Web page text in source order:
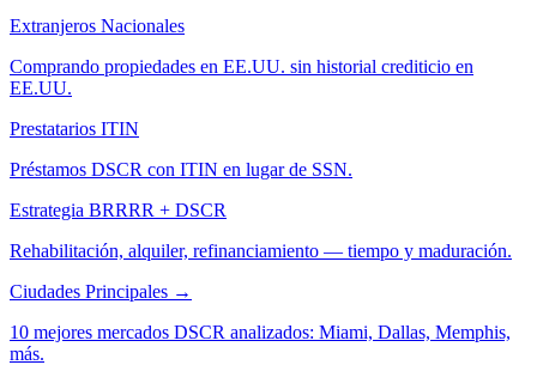
Extranjeros Nacionales
Comprando propiedades en EE.UU. sin historial crediticio en
EE.UU.
Prestatarios ITIN
Préstamos DSCR con ITIN en lugar de SSN.
Estrategia BRRRR + DSCR
Rehabilitación, alquiler, refinanciamiento — tiempo y maduración.
Ciudades Principales →
10 mejores mercados DSCR analizados: Miami, Dallas, Memphis,
más.